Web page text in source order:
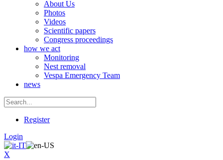
About Us
Photos
Videos
Scientific papers
Congress proceedings
how we act
Monitoring
Nest removal
Vespa Emergency Team
news
Register
Login
X